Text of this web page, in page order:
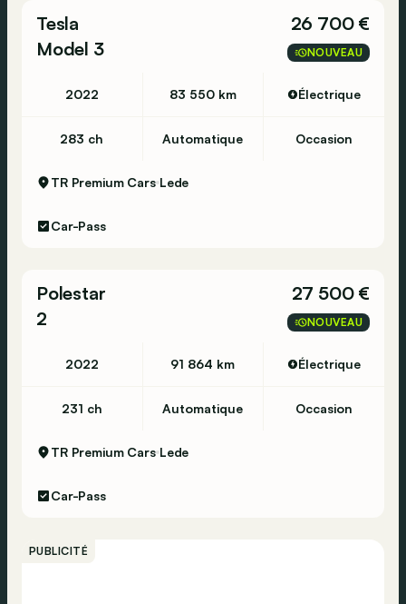
Tesla
Model 3
26 700 €
NOUVEAU
2022 83 550 km Électrique
283 ch Automatique Occasion
TR Premium Cars Lede
Car-Pass
Polestar
2
27 500 €
NOUVEAU
2022 91 864 km Électrique
231 ch Automatique Occasion
TR Premium Cars Lede
Car-Pass
PUBLICITÉ